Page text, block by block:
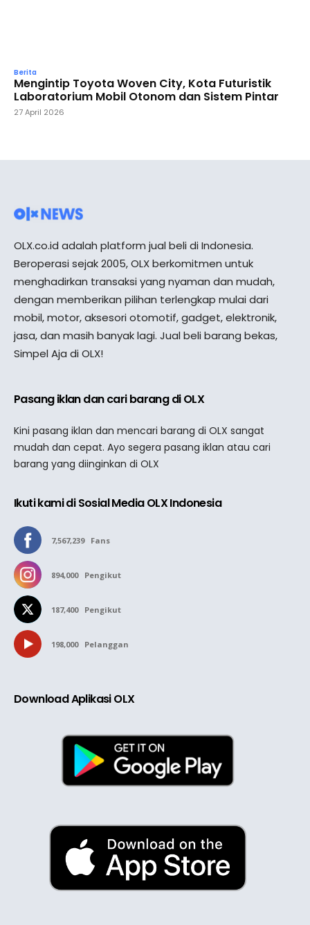
Berita
Mengintip Toyota Woven City, Kota Futuristik
Laboratorium Mobil Otonom dan Sistem Pintar
27 April 2026
OLX.co.id adalah platform jual beli di Indonesia.
Beroperasi sejak 2005, OLX berkomitmen untuk
menghadirkan transaksi yang nyaman dan mudah,
dengan memberikan pilihan terlengkap mulai dari
mobil, motor, aksesori otomotif, gadget, elektronik,
jasa, dan masih banyak lagi. Jual beli barang bekas,
Simpel Aja di OLX!
Pasang iklan dan cari barang di OLX
Kini pasang iklan dan mencari barang di OLX sangat
mudah dan cepat. Ayo segera pasang iklan atau cari
barang yang diinginkan di OLX
Ikuti kami di Sosial Media OLX Indonesia
7,567,239 Fans
894,000 Pengikut
187,400 Pengikut
198,000 Pelanggan
Download Aplikasi OLX